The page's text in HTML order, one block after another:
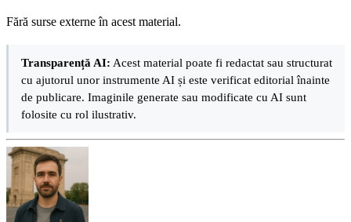
Fără surse externe în acest material.
Transparență AI: Acest material poate fi redactat sau structurat
cu ajutorul unor instrumente AI și este verificat editorial înainte
de publicare. Imaginile generate sau modificate cu AI sunt
folosite cu rol ilustrativ.